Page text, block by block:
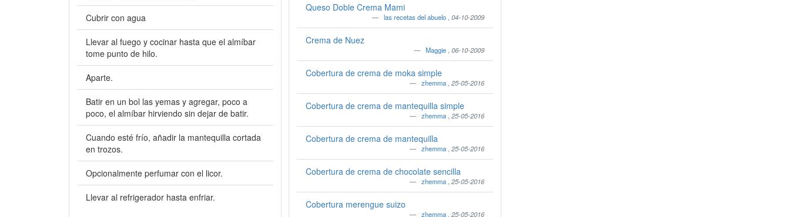
Cubrir con agua
Llevar al fuego y cocinar hasta que el almíbar
tome punto de hilo.
Aparte.
Batir en un bol las yemas y agregar, poco a
poco, el almíbar hirviendo sin dejar de batir.
Cuando esté frío, añadir la mantequilla cortada
en trozos.
Opcionalmente perfumar con el licor.
Llevar al refrigerador hasta enfriar.
Queso Doble Crema Mami
las recetas del abuelo ,04-10-2009
Crema de Nuez
Maggie ,06-10-2009
Cobertura de crema de moka simple
zhemma ,25-05-2016
Cobertura de crema de mantequilla simple
zhemma ,25-05-2016
Cobertura de crema de mantequilla
zhemma ,25-05-2016
Cobertura de crema de chocolate sencilla
zhemma ,25-05-2016
Cobertura merengue suizo
zhemma ,25-05-2016